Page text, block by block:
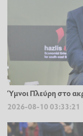
Ύμνοι Πλεύρη στο
2026-08-10 03:33:21